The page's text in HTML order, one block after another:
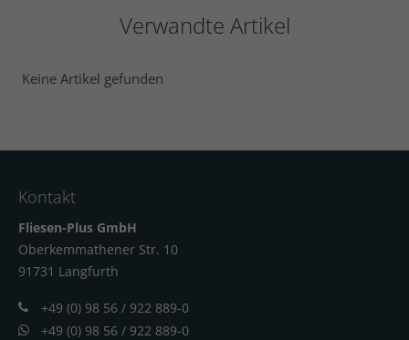
Verwandte Artikel
Keine Artikel gefunden
Kontakt
Fliesen-Plus GmbH
Oberkemmathener Str. 10
91731 Langfurth
+49 (0) 98 56 / 922 889-0
+49 (0) 98 56 / 922 889-0